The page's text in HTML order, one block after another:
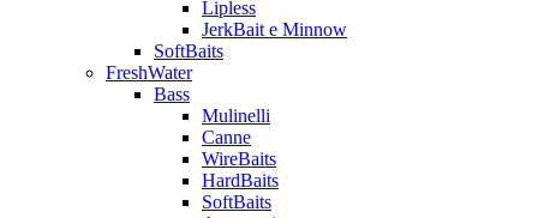
Lipless
JerkBait e Minnow
SoftBaits
FreshWater
Bass
Mulinelli
Canne
WireBaits
HardBaits
SoftBaits